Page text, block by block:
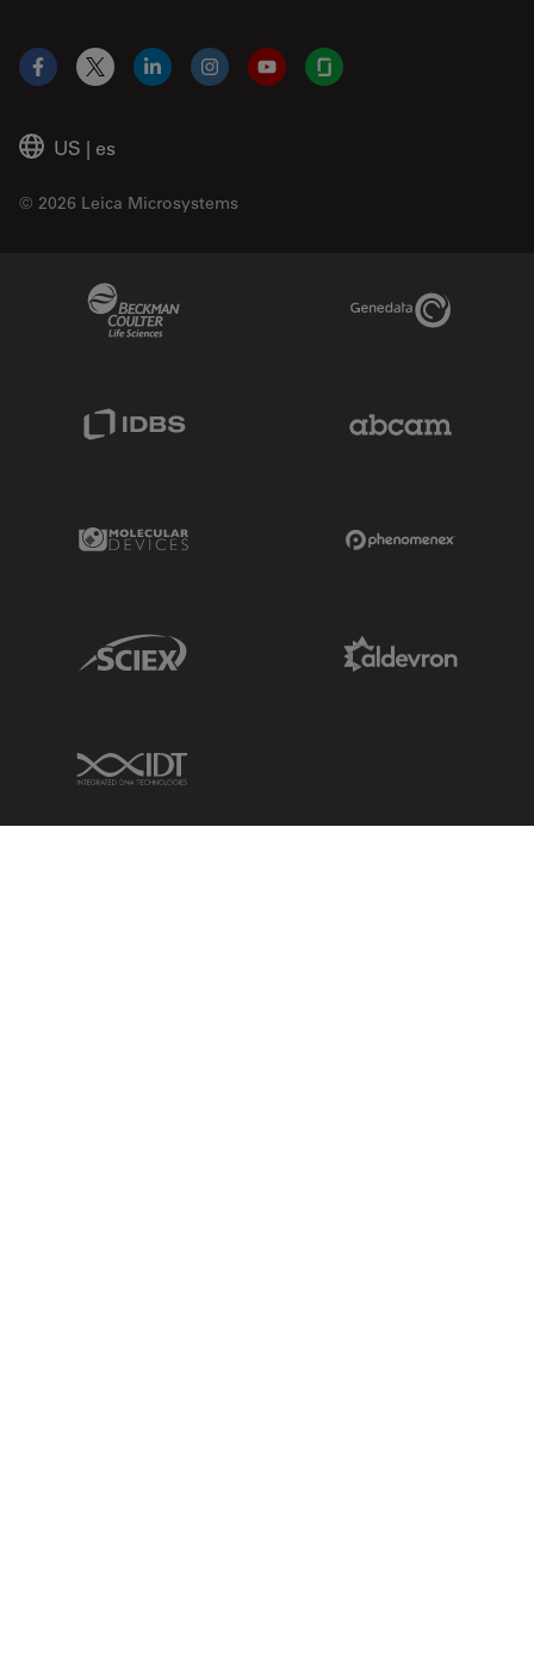
US | es
© 2026 Leica Microsystems
Facebook
X LinkedInInstagramYouTubeGlassdoor
Genedata Link
Molecular Devices Link
Sciex Link
IDT Link